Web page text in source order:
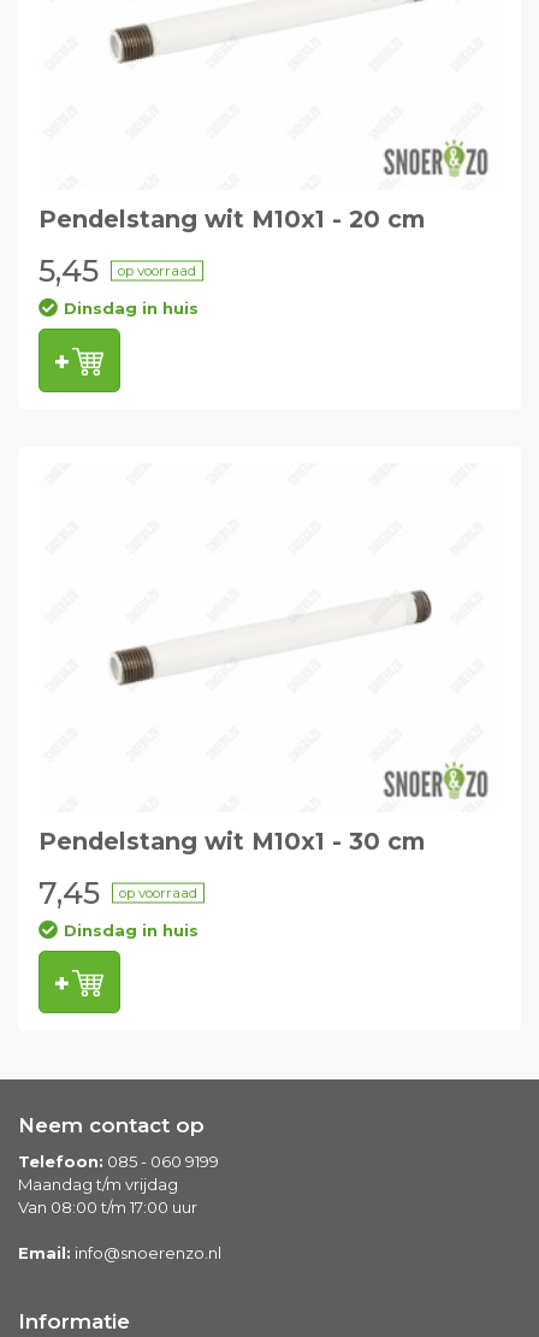
Pendelstang wit M10x1 - 20 cm
5,45 op voorraad
Dinsdag in huis
Pendelstang wit M10x1 - 30 cm
7,45 op voorraad
Dinsdag in huis
Neem contact op
Telefoon: 085 - 060 9199
Maandag t/m vrijdag
Van 08:00 t/m 17:00 uur
Email: info@snoerenzo.nl
Informatie